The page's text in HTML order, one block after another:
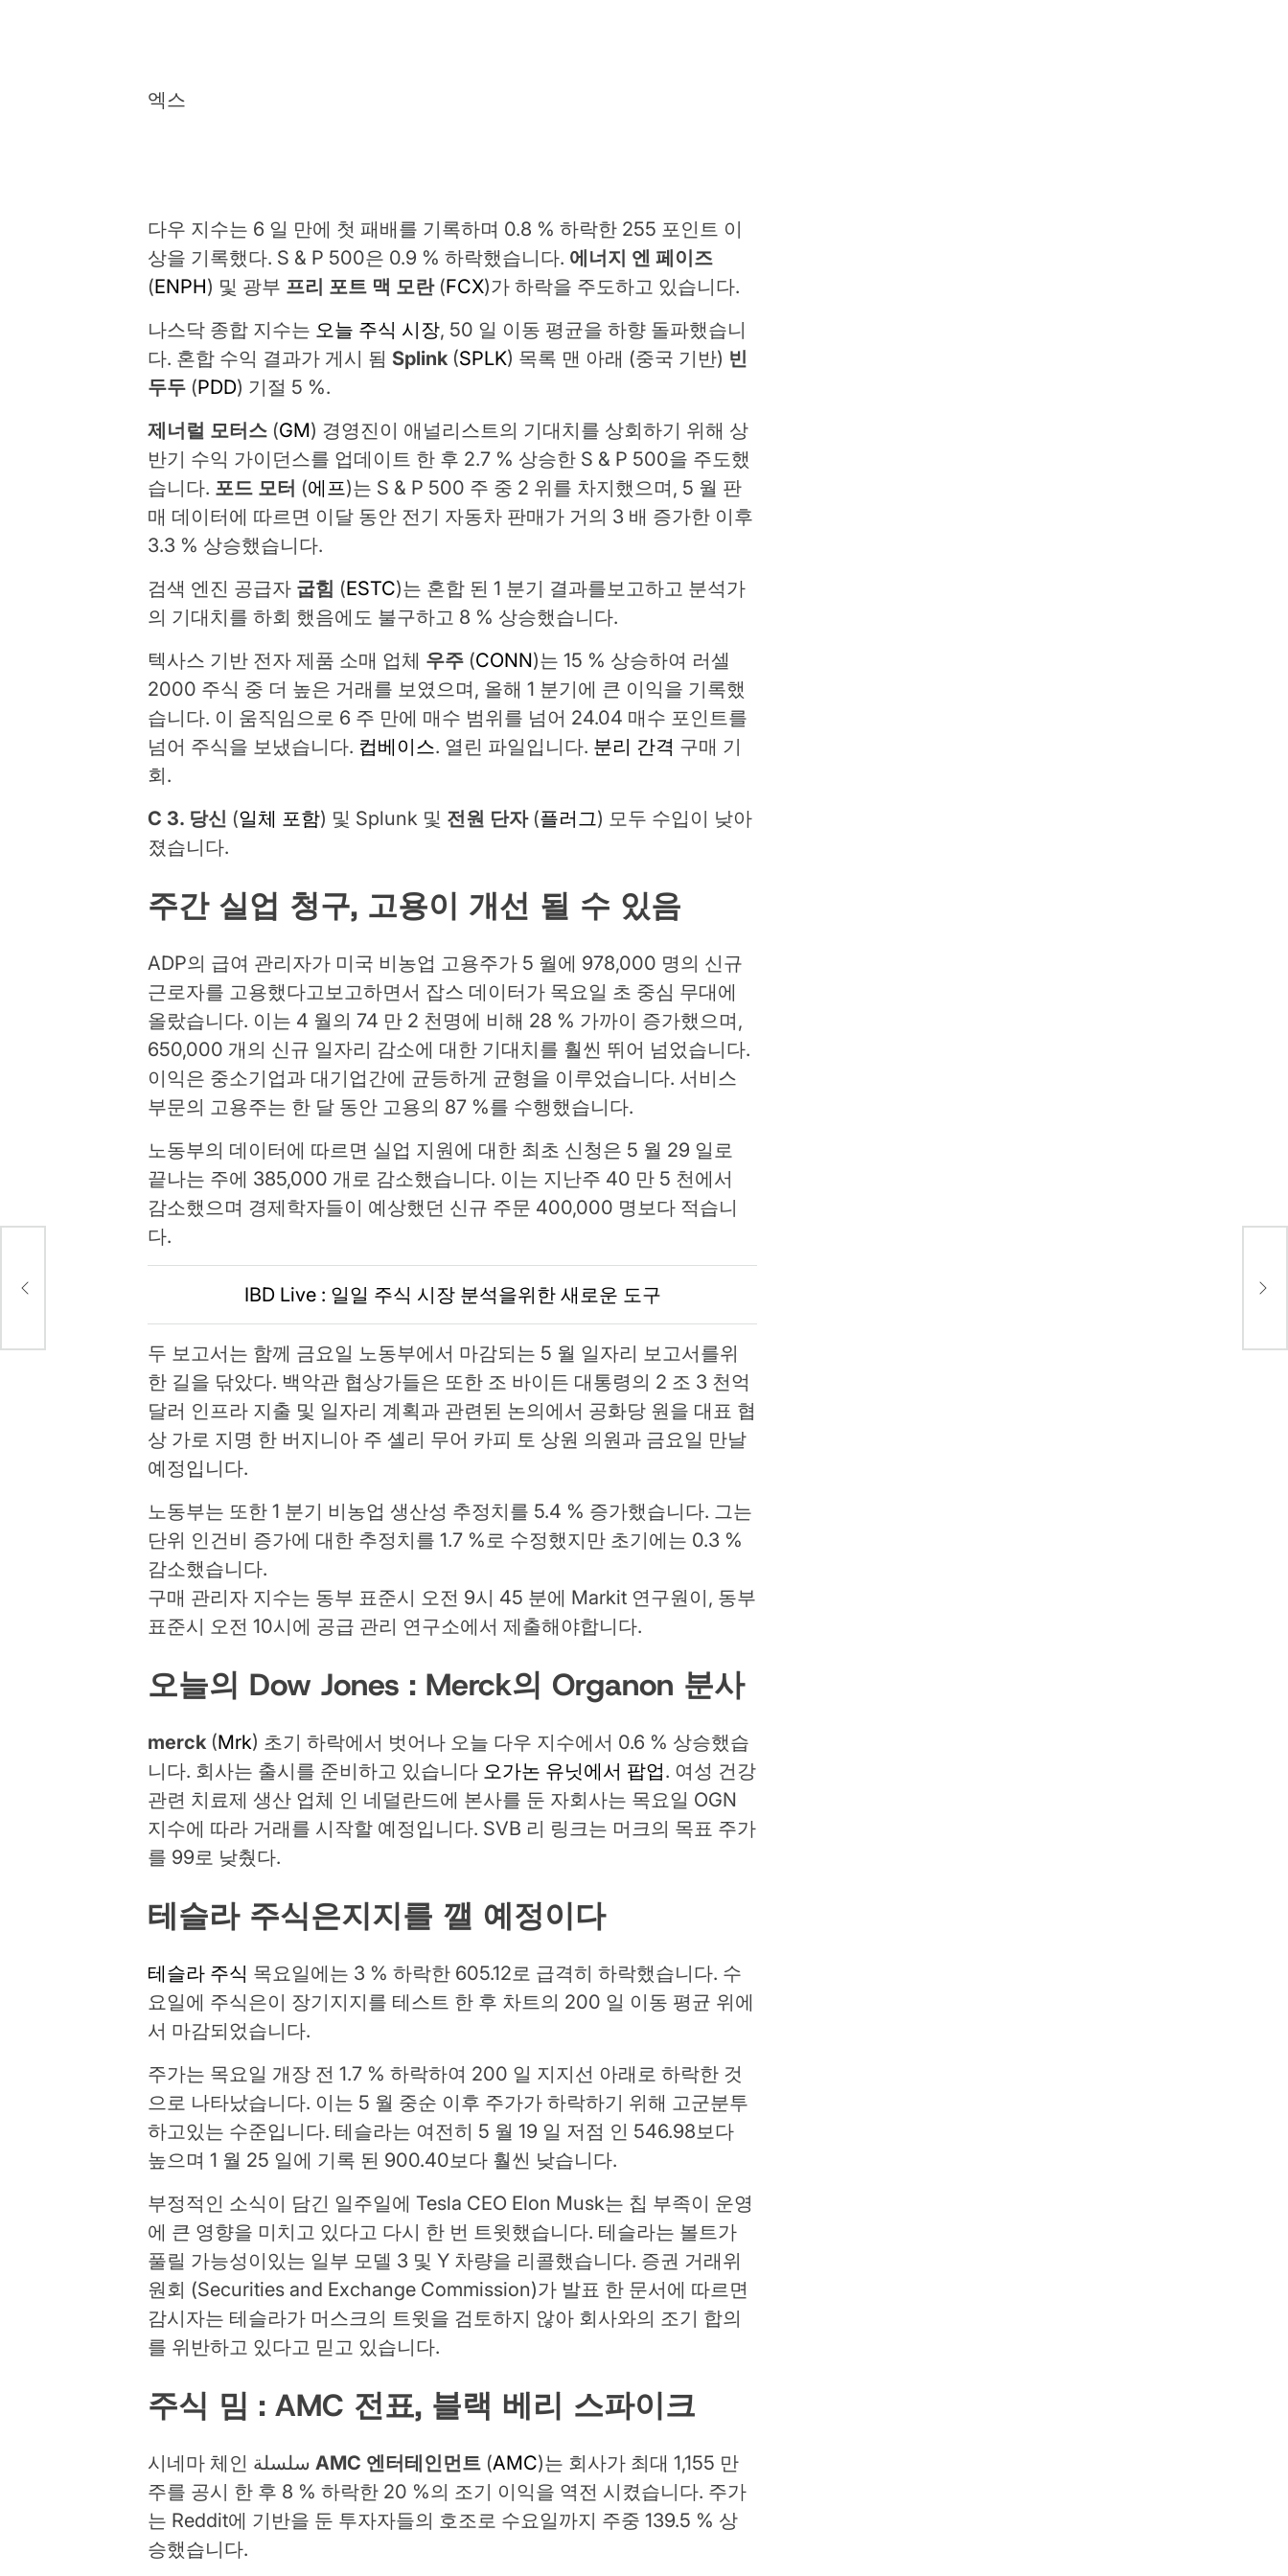
엑스
다우 지수는 6 일 만에 첫 패배를 기록하며 0.8 % 하락한 255 포인트 이
상을 기록했다. S & P 500은 0.9 % 하락했습니다. 에너지 엔 페이즈
(ENPH) 및 광부 프리 포트 맥 모란(FCX)가 하락을 주도하고 있습니다.
나스닥 종합 지수는 오늘 주식 시장, 50 일 이동 평균을 하향 돌파했습니
다. 혼합 수익 결과가 게시 됨 Splink (SPLK) 목록 맨 아래 (중국 기반) 빈
두두 (PDD) 기절 5 %.
제너럴 모터스 (GM) 경영진이 애널리스트의 기대치를 상회하기 위해 상
반기 수익 가이던스를 업데이트 한 후 2.7 % 상승한 S & P 500을 주도했
습니다. 포드 모터 (에프)는 S & P 500 주 중 2 위를 차지했으며, 5 월 판
매 데이터에 따르면 이달 동안 전기 자동차 판매가 거의 3 배 증가한 이후
3.3 % 상승했습니다.
검색 엔진 공급자 굽힘 (ESTC)는 혼합 된 1 분기 결과를보고하고 분석가
의 기대치를 하회 했음에도 불구하고 8 % 상승했습니다.
텍사스 기반 전자 제품 소매 업체 우주 (CONN)는 15 % 상승하여 러셀
2000 주식 중 더 높은 거래를 보였으며, 올해 1 분기에 큰 이익을 기록했
습니다. 이 움직임으로 6 주 만에 매수 범위를 넘어 24.04 매수 포인트를
넘어 주식을 보냈습니다. 컵베이스. 열린 파일입니다. 분리 간격 구매 기
회.
C 3. 당신 (일체 포함) 및 Splunk 및 전원 단자(플러그) 모두 수입이 낮아
졌습니다.
주간 실업 청구, 고용이 개선 될 수 있음
ADP의 급여 관리자가 미국 비농업 고용주가 5 월에 978,000 명의 신규
근로자를 고용했다고보고하면서 잡스 데이터가 목요일 초 중심 무대에
올랐습니다. 이는 4 월의 74 만 2 천명에 비해 28 % 가까이 증가했으며,
650,000 개의 신규 일자리 감소에 대한 기대치를 훨씬 뛰어 넘었습니다.
이익은 중소기업과 대기업간에 균등하게 균형을 이루었습니다. 서비스
부문의 고용주는 한 달 동안 고용의 87 %를 수행했습니다.
노동부의 데이터에 따르면 실업 지원에 대한 최초 신청은 5 월 29 일로
끝나는 주에 385,000 개로 감소했습니다. 이는 지난주 40 만 5 천에서
감소했으며 경제학자들이 예상했던 신규 주문 400,000 명보다 적습니
다.
IBD Live : 일일 주식 시장 분석을위한 새로운 도구
두 보고서는 함께 금요일 노동부에서 마감되는 5 월 일자리 보고서를위
한 길을 닦았다. 백악관 협상가들은 또한 조 바이든 대통령의 2 조 3 천억
달러 인프라 지출 및 일자리 계획과 관련된 논의에서 공화당 원을 대표 협
상 가로 지명 한 버지니아 주 셸리 무어 카피 토 상원 의원과 금요일 만날
예정입니다.
노동부는 또한 1 분기 비농업 생산성 추정치를 5.4 % 증가했습니다. 그는
단위 인건비 증가에 대한 추정치를 1.7 %로 수정했지만 초기에는 0.3 %
감소했습니다.
구매 관리자 지수는 동부 표준시 오전 9시 45 분에 Markit 연구원이, 동부
표준시 오전 10시에 공급 관리 연구소에서 제출해야합니다.
오늘의 Dow Jones : Merck의 Organon 분사
merck (Mrk) 초기 하락에서 벗어나 오늘 다우 지수에서 0.6 % 상승했습
니다. 회사는 출시를 준비하고 있습니다 오가논 유닛에서 팝업. 여성 건강
관련 치료제 생산 업체 인 네덜란드에 본사를 둔 자회사는 목요일 OGN
지수에 따라 거래를 시작할 예정입니다. SVB 리 링크는 머크의 목표 주가
를 99로 낮췄다.
테슬라 주식은지지를 깰 예정이다
테슬라 주식 목요일에는 3 % 하락한 605.12로 급격히 하락했습니다. 수
요일에 주식은이 장기지지를 테스트 한 후 차트의 200 일 이동 평균 위에
서 마감되었습니다.
주가는 목요일 개장 전 1.7 % 하락하여 200 일 지지선 아래로 하락한 것
으로 나타났습니다. 이는 5 월 중순 이후 주가가 하락하기 위해 고군분투
하고있는 수준입니다. 테슬라는 여전히 5 월 19 일 저점 인 546.98보다
높으며 1 월 25 일에 기록 된 900.40보다 훨씬 낮습니다.
부정적인 소식이 담긴 일주일에 Tesla CEO Elon Musk는 칩 부족이 운영
에 큰 영향을 미치고 있다고 다시 한 번 트윗했습니다. 테슬라는 볼트가
풀릴 가능성이있는 일부 모델 3 및 Y 차량을 리콜했습니다. 증권 거래위
원회 (Securities and Exchange Commission)가 발표 한 문서에 따르면
감시자는 테슬라가 머스크의 트윗을 검토하지 않아 회사와의 조기 합의
를 위반하고 있다고 믿고 있습니다.
주식 밈 : AMC 전표, 블랙 베리 스파이크
시네마 체인 سلسلةAMC 엔터테인먼트 (AMC)는 회사가 최대 1,155 만
주를 공시 한 후 8 % 하락한 20 %의 조기 이익을 역전 시켰습니다. 주가
는 Reddit에 기반을 둔 투자자들의 호조로 수요일까지 주중 139.5 % 상
승했습니다.
아
먹